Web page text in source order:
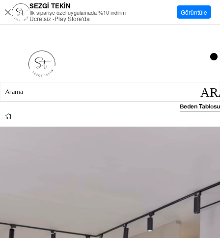
Beden Tablosu
SEZGİ TEKİN
İlk siparişe özel uygulamada %10 indirim
Ücretsiz -Play Store'da
Görüntüle